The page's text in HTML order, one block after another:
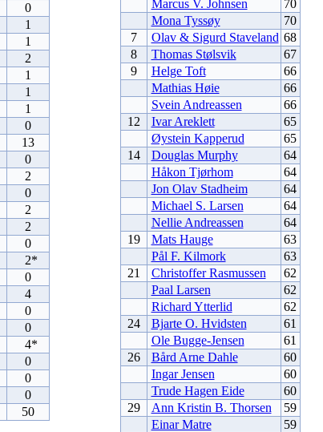
0
1
1
2
1
1
1
0
13
0
2
0
2
2
0
2*
0
4
0
0
4*
0
0
0
50
Marcus V. Johnsen
70
Mona Tyssøy
70
7
Olav & Sigurd Staveland 68
8
Thomas Stølsvik
67
9
Helge Toft
66
Mathias Høie
66
Svein Andreassen
66
12
Ivar Areklett
65
Øystein Kapperud
65
14
Douglas Murphy
64
Håkon Tjørhom
64
Jon Olav Stadheim
64
Michael S. Larsen
64
Nellie Andreassen
64
19
Mats Hauge
63
Pål F. Kilmork
63
21
Christoffer Rasmussen
62
Paal Larsen
62
Richard Ytterlid
62
24
Bjarte O. Hvidsten
61
Ole Bugge-Jensen
61
26
Bård Arne Dahle
60
Ingar Jensen
60
Trude Hagen Eide
60
29
Ann Kristin B. Thorsen
59
Einar Matre
59